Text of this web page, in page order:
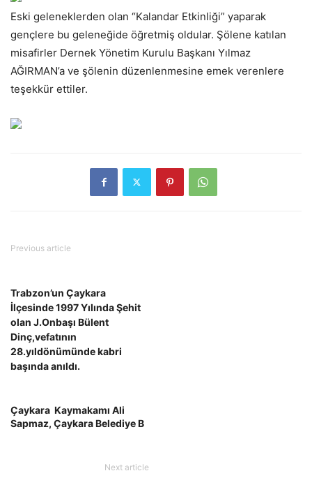
Eski geleneklerden olan “Kalandar Etkinliği” yaparak
gençlere bu geleneğide öğretmiş oldular. Şölene katılan
misafirler Dernek Yönetim Kurulu Başkanı Yılmaz
AĞIRMAN’a ve şölenin düzenlenmesine emek verenlere
teşekkür ettiler.
Previous article
Trabzon’un Çaykara
İlçesinde 1997 Yılında Şehit
olan J.Onbaşı Bülent
Dinç,vefatının
28.yıldönümünde kabri
başında anıldı.
Çaykara Kaymakamı Ali
Sapmaz, Çaykara Belediye B
Next article